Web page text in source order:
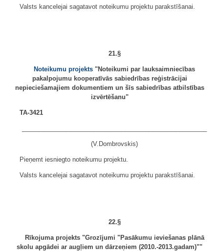
Valsts kancelejai sagatavot noteikumu projektu parakstīšanai.
21.§
Noteikumu projekts "Noteikumi par lauksaimniecības
pakalpojumu kooperatīvās sabiedrības reģistrācijai
nepieciešamajiem dokumentiem un šīs sabiedrības atbilstības
izvērtēšanu"
TA-3421
(V.Dombrovskis)
Pieņemt iesniegto noteikumu projektu.
Valsts kancelejai sagatavot noteikumu projektu parakstīšanai.
22.§
Rīkojuma projekts "Grozījumi "Pasākumu ieviešanas plānā
skolu apgādei ar augļiem un dārzeņiem (2010.-2013.gadam)""